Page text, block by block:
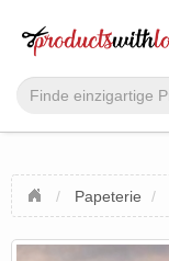
Papeterie